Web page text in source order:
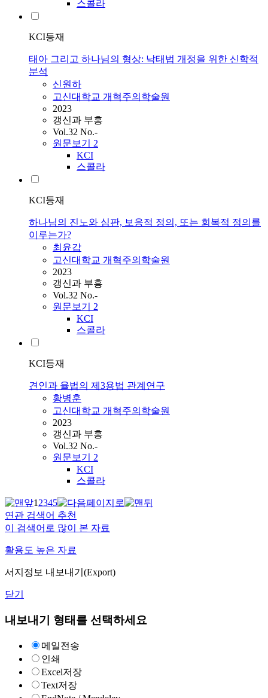
스콜라
KCI등재
태아 그리고 하나님의 형상: 낙태법 개정을 위한 신학적
분석
신원하
고신대학교 개혁주의학술원
2023
갱신과 부흥
Vol.32 No.-
원문보기 2
KCI
스콜라
KCI등재
하나님의 진노와 심판, 보응적 정의, 또는 회복적 정의를
이루는가?
최윤갑
고신대학교 개혁주의학술원
2023
갱신과 부흥
Vol.32 No.-
원문보기 2
KCI
스콜라
KCI등재
견인과 율법의 제3용법 관계연구
황병훈
고신대학교 개혁주의학술원
2023
갱신과 부흥
Vol.32 No.-
원문보기 2
KCI
스콜라
12345
연관 검색어 추천
이 검색어로 많이 본 자료
활용도 높은 자료
서지정보 내보내기(Export)
닫기
내보내기 형태를 선택하세요
메일전송
인쇄
Excel저장
Text저장